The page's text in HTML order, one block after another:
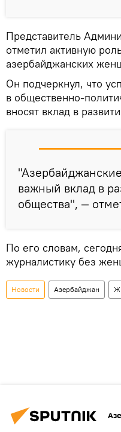
Представитель
отметил активную
азербайджанских
Он подчеркнул, что
в общественно-
вносят вклад в
важный вклад в
общества", —
По его словам,
журналистику без
Новости Азербайджан